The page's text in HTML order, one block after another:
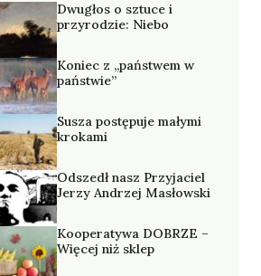
Dwugłos o sztuce i
przyrodzie: Niebo
Koniec z „państwem w
państwie”
Susza postępuje małymi
krokami
Odszedł nasz Przyjaciel
Jerzy Andrzej Masłowski
Kooperatywa DOBRZE –
Więcej niż sklep